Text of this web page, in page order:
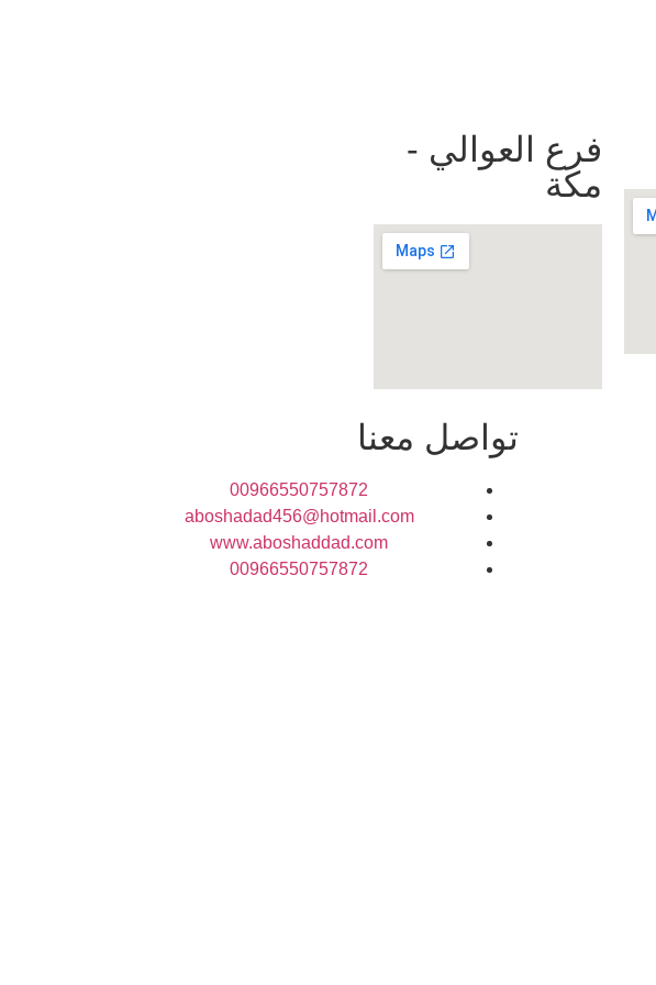
فرع العوالي -
مكة
تواصل معنا
00966550757872
aboshadad456@hotmail.com
www.aboshaddad.com
00966550757872